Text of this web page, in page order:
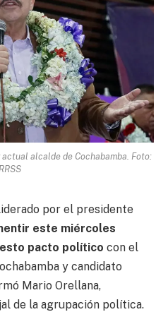
alcalde de Cochabamba. Foto:
RRSS
por el presidente
este miércoles
pacto político con el
y candidato
Mario Orellana,
de la agrupación política.